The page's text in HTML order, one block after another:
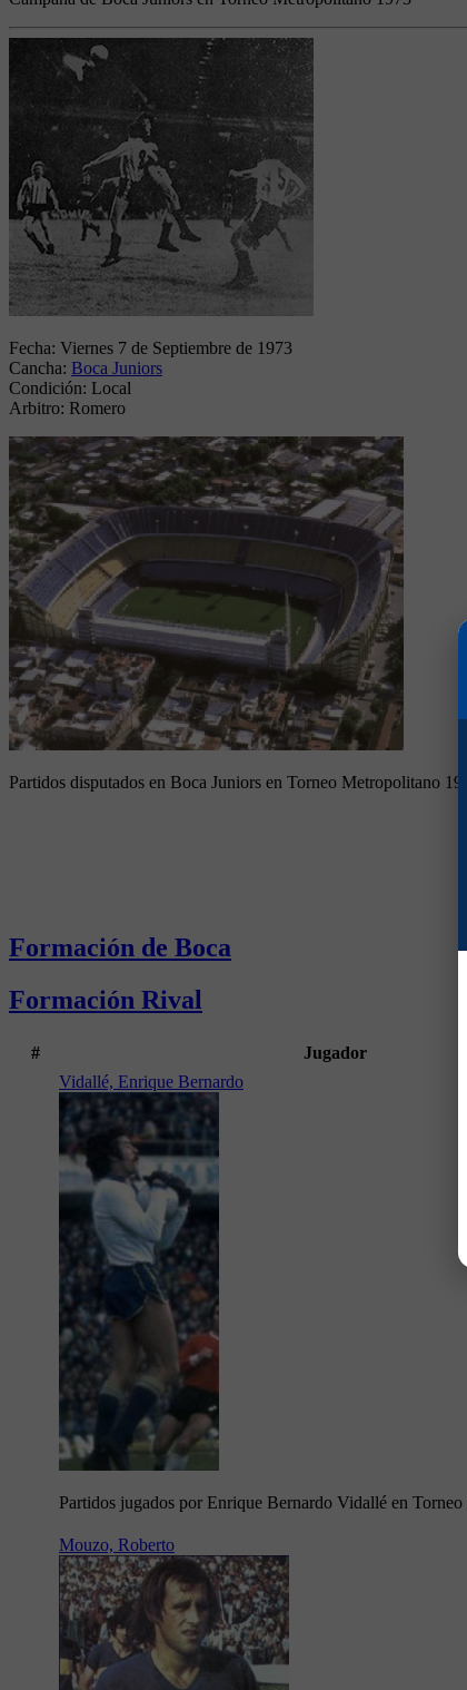
Fecha: Viernes 7 de Septiembre de 1973
Cancha: Boca Juniors
Condición: Local
Arbitro: Romero
Partidos disputados en Boca Juniors en Torneo Metropolitano
Formación de Boca
Formación Rival
#
Jugador
Vidallé, Enrique Bernardo
Partidos jugados por Enrique Bernardo Vidallé en
Mouzo, Roberto